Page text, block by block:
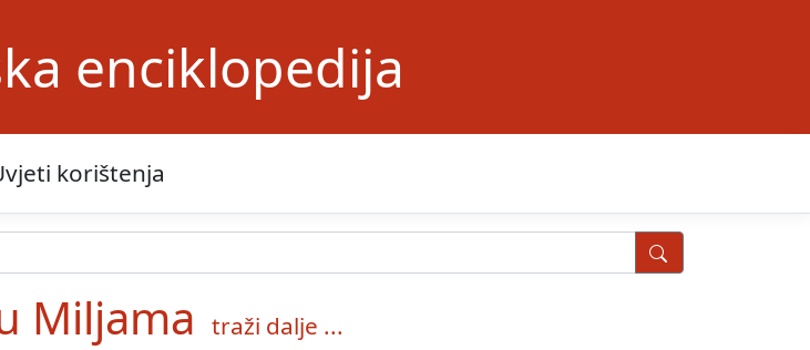
enciklopedija
korištenja
Miljama traži dalje ...